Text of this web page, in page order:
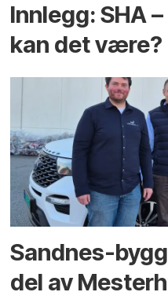
Innlegg: SHA
kan det være?
Sandnes-
del av